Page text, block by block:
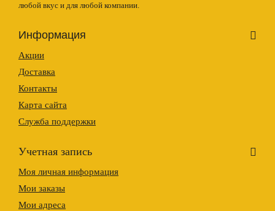
любой вкус и для любой компании.
Информация
Акции
Доставка
Контакты
Карта сайта
Служба поддержки
Учетная запись
Моя личная информация
Мои заказы
Мои адреса